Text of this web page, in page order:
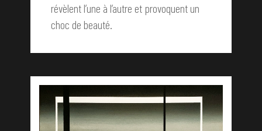
révèlent l’une à l’autre et provoquent un
choc de beauté.